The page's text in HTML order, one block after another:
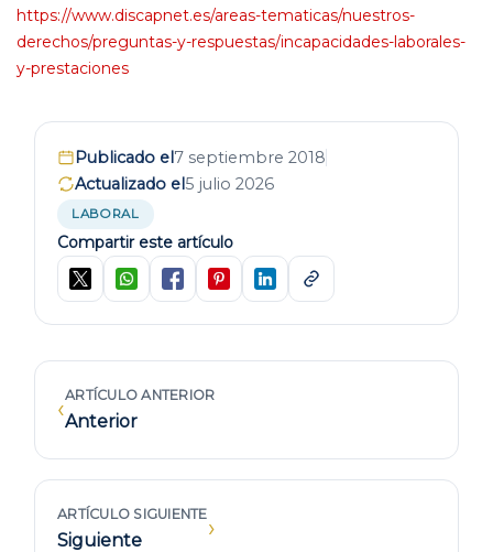
https://www.discapnet.es/areas-tematicas/nuestros-
derechos/preguntas-y-respuestas/incapacidades-laborales-
y-prestaciones
Publicado el7 septiembre 2018
Actualizado el5 julio 2026
LABORAL
Compartir este artículo
‹ARTÍCULO ANTERIOR
Anterior
ARTÍCULO SIGUIENTE
Siguiente ›